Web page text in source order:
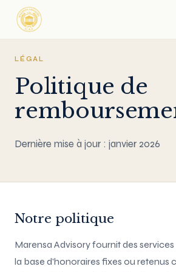
LÉGAL
Politique de
Dernière mise à jour : janvier 2026
Notre politique
Marensa Advisory fournit des
la base d'honoraires fixes ou retenus